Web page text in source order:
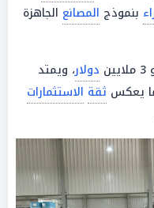
بنموذج المصانع الجاهزة
دولار، ويمتد
ثقة الاستثمارات